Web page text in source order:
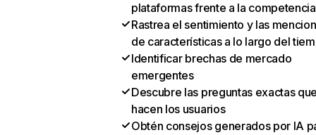
plataformas frente a la competencia
Rastrea el sentimiento y las
de características a lo largo del
Identificar brechas de mercado
emergentes
Descubre las preguntas exactas
hacen los usuarios
Obtén consejos generados por IA